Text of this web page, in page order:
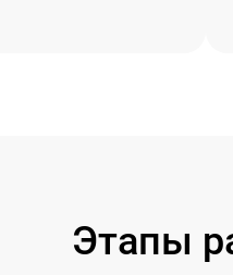
Этапы